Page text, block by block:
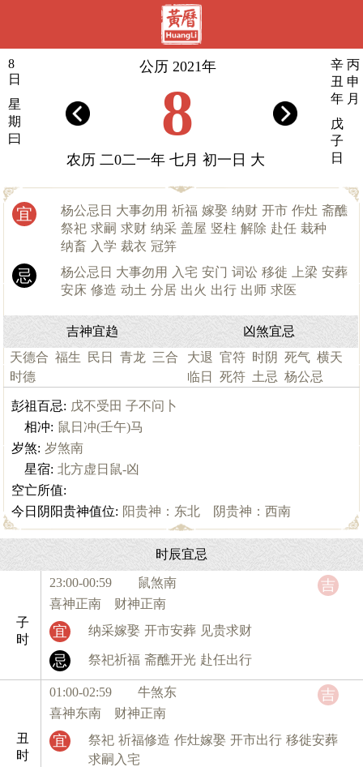
8
日
星
期
曰
辛
丑
年
丙
申
月
戊
子
日
公历 2021年
8
农历 二0二一年 七月 初一日 大
宜 杨公忌日 大事勿用 祈福 嫁娶 纳财 开市 作灶 斋醮
祭祀 求嗣 求财 纳采 盖屋 竖柱 解除 赴任 栽种
纳畜 入学 裁衣 冠笄
忌 杨公忌日 大事勿用 入宅 安门 词讼 移徙 上梁 安葬
安床 修造 动土 分居 出火 出行 出师 求医
吉神宜趋
天德合 福生 民日 青龙 三合
时德
凶煞宜忌
大退 官符 时阴 死气 横天
临日
死符 土忌 杨公忌
彭祖百忌: 戊不受田 子不问卜
相冲: 鼠日冲(壬午)马
岁煞: 岁煞南
星宿: 北方虚日鼠-凶
空亡所值:
今日阴阳贵神值位: 阳贵神：东北 阴贵神：西南
时辰宜忌
子
时
23:00-00:59 鼠煞南
喜神正南 财神正南
宜 纳采嫁娶 开市安葬 见贵求财
忌 祭祀祈福 斋醮开光 赴任出行
吉
丑
时
01:00-02:59 牛煞东
喜神东南 财神正南
宜 祭祀 祈福修造 作灶嫁娶 开市出行 移徙安葬
求嗣入宅
吉